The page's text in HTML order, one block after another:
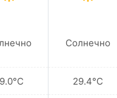
Солнечно
29.4°C